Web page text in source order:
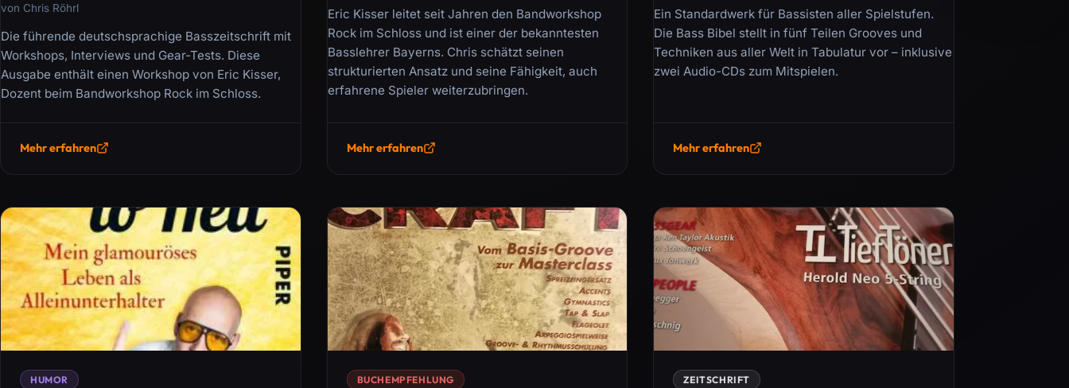
von Chris Röhrl
Die führende deutschsprachige Basszeitschrift mit
Workshops, Interviews und Gear-Tests. Diese
Ausgabe enthält einen Workshop von Eric Kisser,
Dozent beim Bandworkshop Rock im Schloss.
Mehr erfahren
Eric Kisser leitet seit Jahren den Bandworkshop
Rock im Schloss und ist einer der bekanntesten
Basslehrer Bayerns. Chris schätzt seinen
strukturierten Ansatz und seine Fähigkeit, auch
erfahrene Spieler weiterzubringen.
Mehr erfahren
Ein Standardwerk für Bassisten aller Spielstufen.
Die Bass Bibel stellt in fünf Teilen Grooves und
Techniken aus aller Welt in Tabulatur vor – inklusive
zwei Audio-CDs zum Mitspielen.
Mehr erfahren
HUMOR BUCHEMPFEHLUNG ZEITSCHRIFT